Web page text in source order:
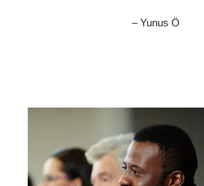
– Yunus Ö